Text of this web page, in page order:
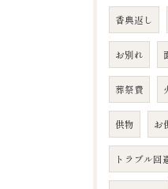
香典返し
お別れ
葬祭費
供物 お
トラブル回